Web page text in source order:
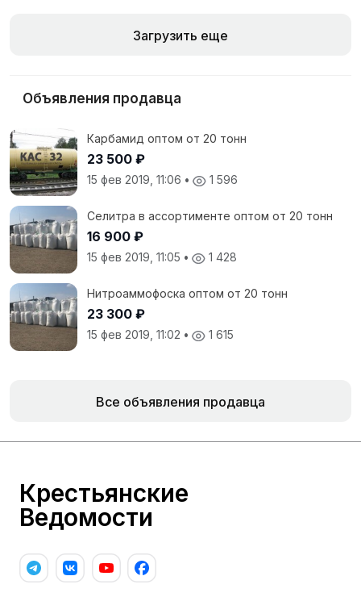
Загрузить еще
Объявления продавца
Карбамид оптом от 20 тонн
23 500 ₽
15 фев 2019, 11:06 • 1 596
Селитра в ассортименте оптом от 20 тонн
16 900 ₽
15 фев 2019, 11:05 • 1 428
Нитроаммофоска оптом от 20 тонн
23 300 ₽
15 фев 2019, 11:02 • 1 615
Все объявления продавца
Крестьянские
Ведомости